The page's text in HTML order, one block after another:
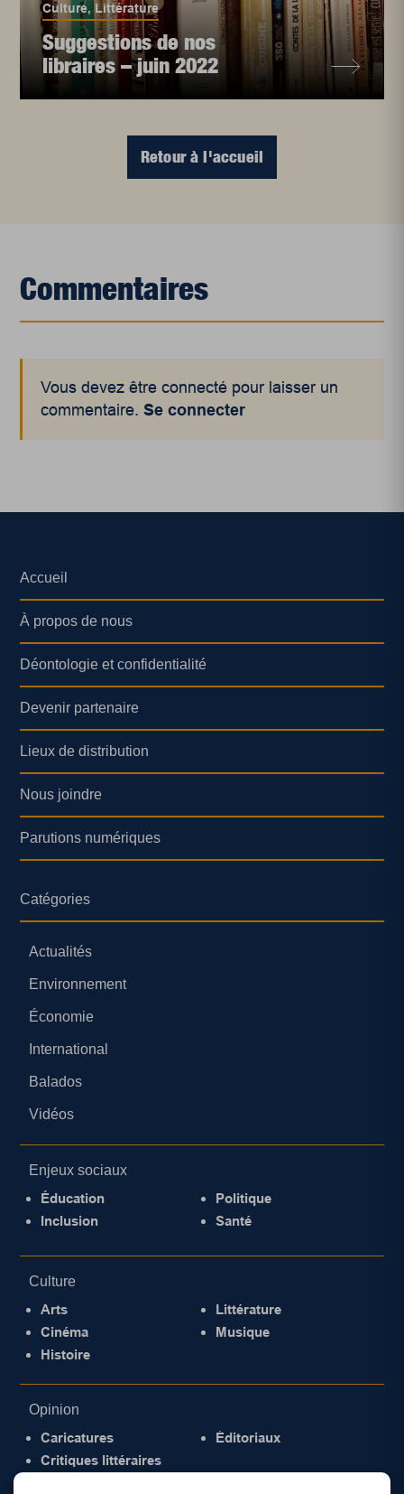
Culture, Littérature
Suggestions de nos
libraires – juin 2022
Retour à l'accueil
Commentaires
Vous devez être connecté pour laisser un
commentaire.Se connecter
Accueil
À propos de nous
Déontologie et confidentialité
Devenir partenaire
Lieux de distribution
Nous joindre
Parutions numériques
Catégories
Actualités
Environnement
Économie
International
Balados
Vidéos
Enjeux sociaux
Éducation
Inclusion
Politique
Santé
Culture
Arts
Cinéma
Histoire
Littérature
Musique
Opinion
Caricatures
Critiques littéraires
Éditoriaux